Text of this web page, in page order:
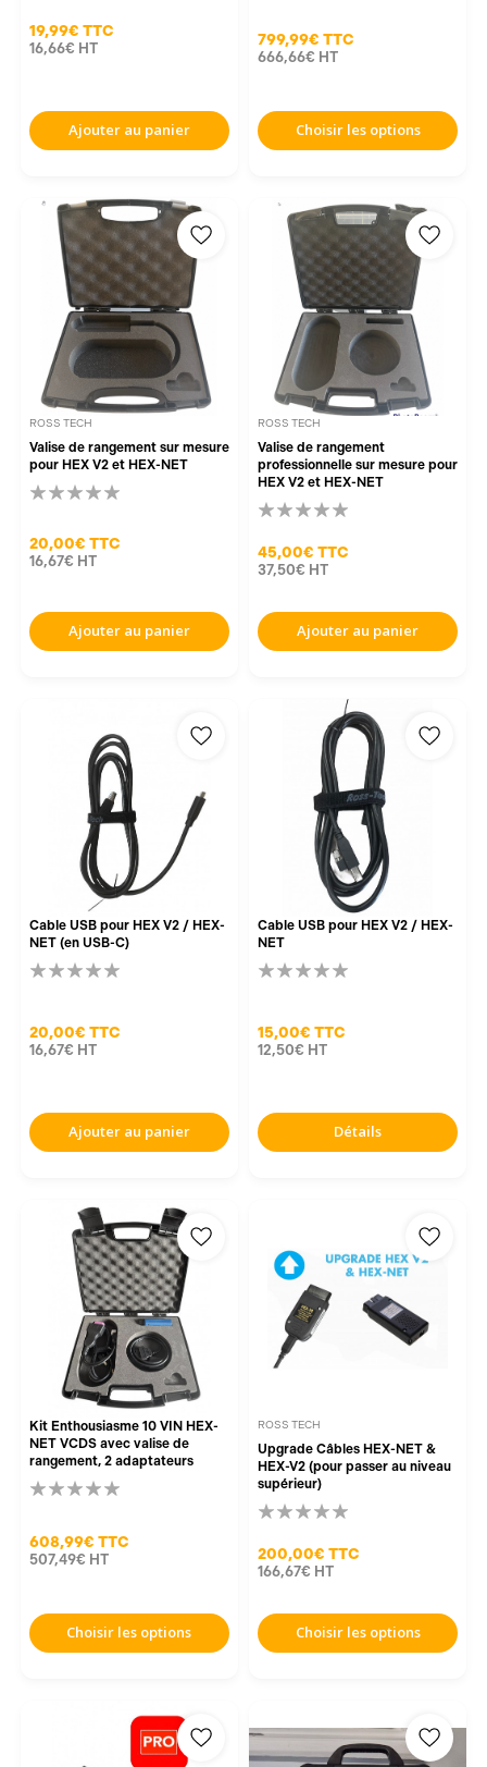
19,99€ TTC
16,66€ HT
Ajouter au panier
799,99€ TTC
666,66€ HT
Choisir les options
ROSS TECH
Valise de rangement sur mesure
pour HEX V2 et HEX-NET
20,00€ TTC
16,67€ HT
Ajouter au panier
ROSS TECH
Valise de rangement
professionnelle sur mesure pour
HEX V2 et HEX-NET
45,00€ TTC
37,50€ HT
Ajouter au panier
Cable USB pour HEX V2 / HEX-
NET (en USB-C)
20,00€ TTC
16,67€ HT
Ajouter au panier
Cable USB pour HEX V2 / HEX-
NET
15,00€ TTC
12,50€ HT
Détails
Kit Enthousiasme 10 VIN HEX-
NET VCDS avec valise de
rangement, 2 adaptateurs
608,99€ TTC
507,49€ HT
Choisir les options
ROSS TECH
Upgrade Câbles HEX-NET &
HEX-V2 (pour passer au niveau
supérieur)
200,00€ TTC
166,67€ HT
Choisir les options